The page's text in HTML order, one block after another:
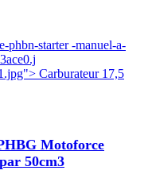
phbn-starter -manuel-a-
Carburateur 17,5
Motoforce
50cm3